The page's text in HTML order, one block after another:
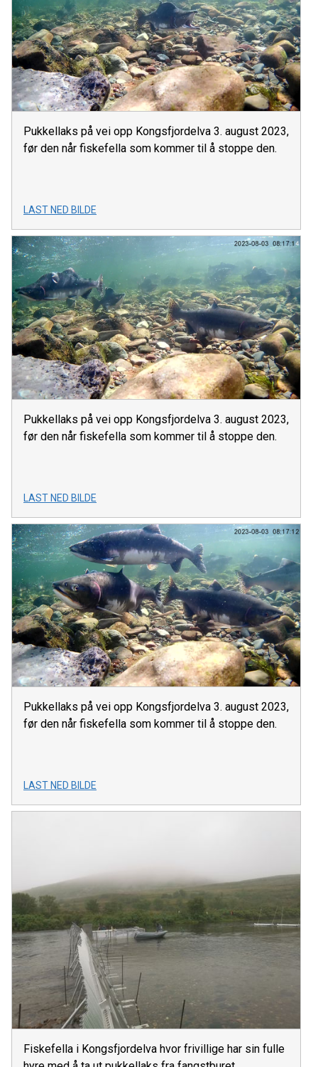
Pukkellaks på vei opp Kongsfjordelva 3. august 2023,
før den når fiskefella som kommer til å stoppe den.
LAST NED BILDE
Pukkellaks på vei opp Kongsfjordelva 3. august 2023,
før den når fiskefella som kommer til å stoppe den.
LAST NED BILDE
Pukkellaks på vei opp Kongsfjordelva 3. august 2023,
før den når fiskefella som kommer til å stoppe den.
LAST NED BILDE
Fiskefella i Kongsfjordelva hvor frivillige har sin fulle